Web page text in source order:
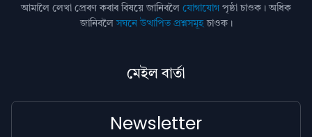
আমালৈ লেখা প্ৰেৰণ কৰাৰ বিষয়ে জানিবলৈ যোগাযোগ পৃষ্ঠা চাওক। অধিক
জানিবলৈসঘনে উত্থাপিত প্ৰশ্নসমূহচাওক।
মেইল বাৰ্তা
Newsletter